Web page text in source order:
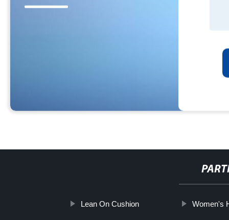
Lean On Cushion Women's